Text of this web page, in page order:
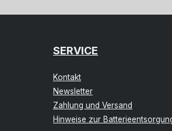
SERVICE
Kontakt
Newsletter
Zahlung und Versand
Hinweise zur